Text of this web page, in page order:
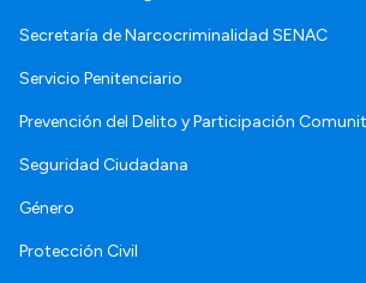
Secretaría de Narcocriminalidad SENAC
Servicio Penitenciario
Prevención del Delito y Participación
Seguridad Ciudadana
Género
Protección Civil